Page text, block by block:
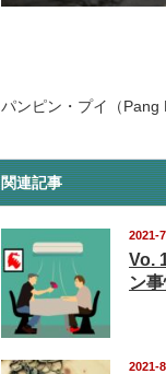
パンピン・プイ（Pang
関連記事
2021-
Vo.
ン
2021-